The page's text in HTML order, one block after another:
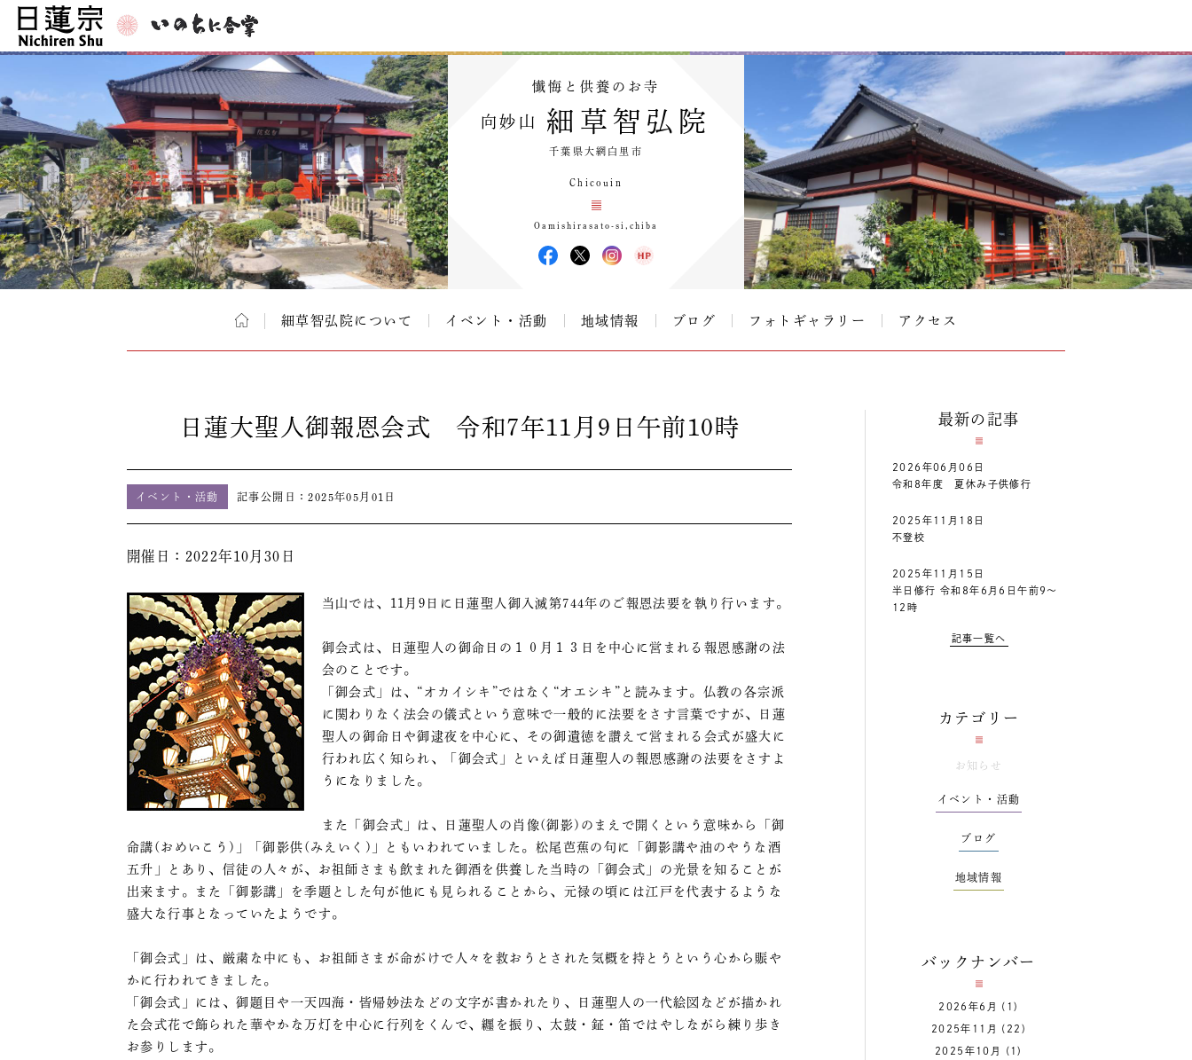
懴悔と供養のお寺
向妙山 細草智弘院
千葉県大網白里市
Chicouin
Oamishirasato-si,chiba
細草智弘院について イベント・活動 地域情報 ブログ フォトギャラリー アクセス
日蓮大聖人御報恩会式 令和7年11月9日午前10時
イベント・活動 記事公開日：2025年05月01日
開催日：2022年10月30日
当山では、11月9日に日蓮聖人御入滅第744年のご報恩法要を執り行います。
御会式は、日蓮聖人の御命日の１０月１３日を中心に営まれる報恩感謝の法
会のことです。
「御会式」は、“オカイシキ”ではなく“オエシキ”と読みます。仏教の各宗派
に関わりなく法会の儀式という意味で一般的に法要をさす言葉ですが、日蓮
聖人の御命日や御逮夜を中心に、その御遺徳を讃えて営まれる会式が盛大に
行われ広く知られ、「御会式」といえば日蓮聖人の報恩感謝の法要をさすよ
うになりました。
また「御会式」は、日蓮聖人の肖像(御影)のまえで開くという意味から「御
命講(おめいこう)」「御影供(みえいく)」ともいわれていました。松尾芭蕉の句に「御影講や油のやうな酒
五升」とあり、信徒の人々が、お祖師さまも飲まれた御酒を供養した当時の「御会式」の光景を知ることが
出来ます。また「御影講」を季題とした句が他にも見られることから、元禄の頃には江戸を代表するような
盛大な行事となっていたようです。
「御会式」は、厳粛な中にも、お祖師さまが命がけで人々を救おうとされた気概を持とうという心から賑や
かに行われてきました。
「御会式」には、御題目や一天四海・皆帰妙法などの文字が書かれたり、日蓮聖人の一代絵図などが描かれ
た会式花で飾られた華やかな万灯を中心に行列をくんで、纒を振り、太鼓・鉦・笛ではやしながら練り歩き
お参りします。
最新の記事
2026年06月06日
令和8年度 夏休み子供修行
2025年11月18日
不登校
2025年11月15日
半日修行 令和8年6月6日午前9～
12時
記事一覧へ
カテゴリー
お知らせ
イベント・活動
ブログ
地域情報
バックナンバー
2026年6月 (1)
2025年11月 (22)
2025年10月 (1)